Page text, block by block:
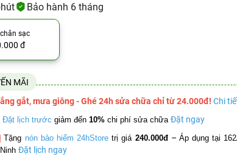
Bảo hành 6 tháng
sạc
đ
MÃI
gắt, mưa giông - Ghé 24h sửa chữa chỉ từ 24.000đ! Chi
Đặt lịch trước giảm đến 10% chi phí sửa chữa Đặt ngay
Tặng nón bảo hiểm 24hStore trị giá 240.000đ – Áp dụng tại
Đặt lịch ngay